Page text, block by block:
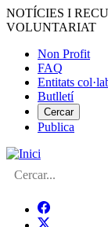
Vés
al
NOTÍCIES I
VOLUNTARIAT
Menú
del
compte
d'usuari
Non Profit
FAQ
Entitats
Butlletí
Cercar
Publica
Cerca